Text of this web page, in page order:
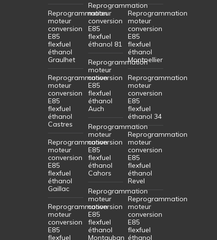
Reprogrammation
moteur
conversion
E85
flexfuel
éthanol
Graulhet
Reprogrammation
moteur
conversion
E85
flexfuel
éthanol
Castres
Reprogrammation
moteur
conversion
E85
flexfuel
éthanol
Gaillac
Reprogrammation
moteur
conversion
E85
flexfuel
Reprogrammation
moteur
conversion
E85
flexfuel
éthanol 81
Reprogrammation
moteur
conversion
E85
flexfuel
éthanol
Auch
Reprogrammation
moteur
conversion
E85
flexfuel
éthanol
Cahors
Reprogrammation
moteur
conversion
E85
flexfuel
éthanol
Montauban
Reprogrammation
moteur
conversion
E85
flexfuel
éthanol
Montpellier
Reprogrammation
moteur
conversion
E85
flexfuel
éthanol 34
Reprogrammation
moteur
conversion
E85
flexfuel
éthanol
Revel
Reprogrammation
moteur
conversion
E85
flexfuel
éthanol